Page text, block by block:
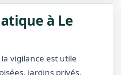
à Le
vigilance est utile
jardins privés,